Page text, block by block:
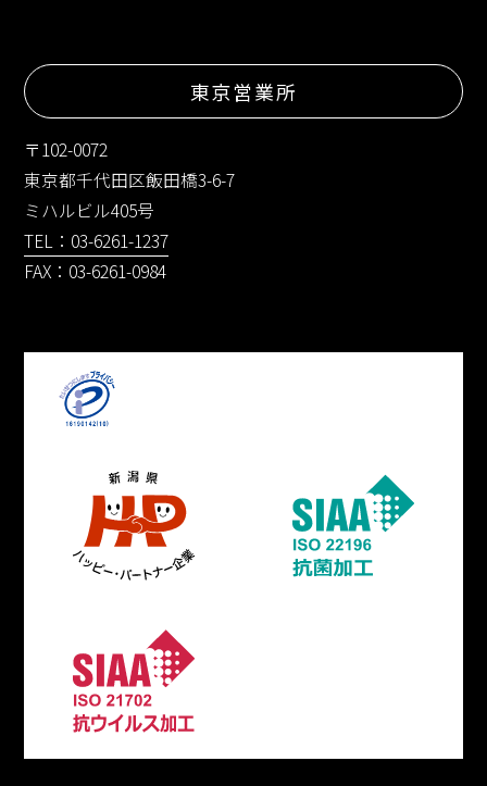
東京営業所
〒102-0072
東京都千代田区飯田橋3-6-7
ミハルビル405号
TEL：03-6261-1237
FAX：03-6261-0984